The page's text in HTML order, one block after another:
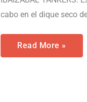
cabo en el dique seco
Read More »